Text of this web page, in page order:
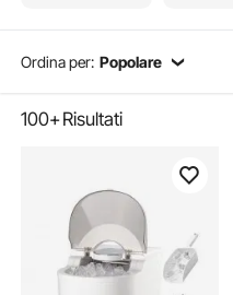
Ordina per: Popolare
100+Risultati